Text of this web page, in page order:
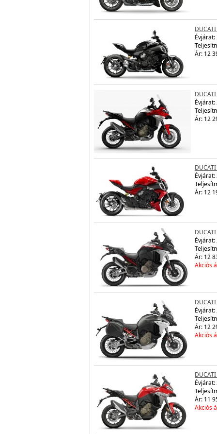
Évjárat:
Ár: 12
Évjárat:
Ár: 12
Évjárat:
Ár: 12
Évjárat:
Ár: 12
Akciós
Évjárat:
Ár: 12
Akciós
Évjárat:
Ár: 11
Akciós